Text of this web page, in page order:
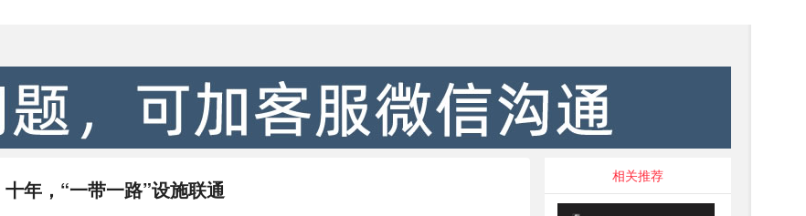
十年，“一带一路”设施联通
相关推荐